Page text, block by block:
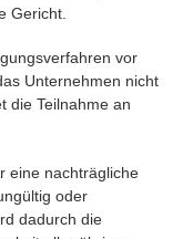
Gericht.
vor
Unternehmen nicht
die Teilnahme an
eine nachträgliche
oder
dadurch die